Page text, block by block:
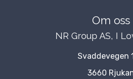
Om oss
NR Group AS, I
Svaddevegen
3660